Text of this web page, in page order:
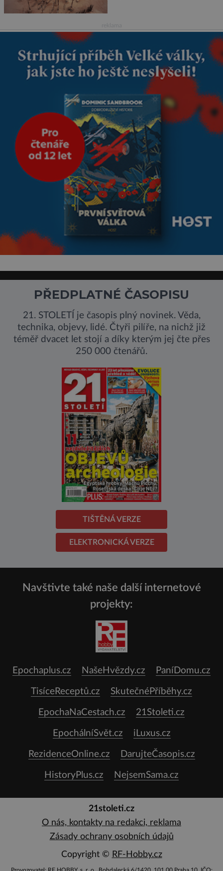
modrou filcovou čapkou, z níž
se draly blonďaté vlásky. Fakt,
že jsou těla dávných lidí
nesmírně dobře zachovalá,
přičítají odborníci zdejším
klimatickým podmínkám.
Sucho, prosolené písky a
extrémně
PŘEDPLATNÉ ČASOPISU
21. STOLETÍ je časopis plný novinek. Věda,
technika, objevy, lidé. Čtyři pilíře, na nichž již
téměř dvacet let stojí a díky kterým jej čte přes
250 000 čtenářů.
TIŠTĚNÁ VERZE
ELEKTRONICKÁ VERZE
Navštivte také naše další internetové
projekty:
Epochaplus.cz NašeHvězdy.cz PaníDomu.cz
TisíceReceptů.cz SkutečnéPříběhy.cz
EpochaNaCestach.cz 21Stoleti.cz
EpochálníSvět.cz iLuxus.cz
RezidenceOnline.cz DarujteČasopis.cz
HistoryPlus.cz NejsemSama.cz
21stoleti.cz
O nás, kontakty na redakci, reklama
Zásady ochrany osobních údajů
Copyright © RF-Hobby.cz